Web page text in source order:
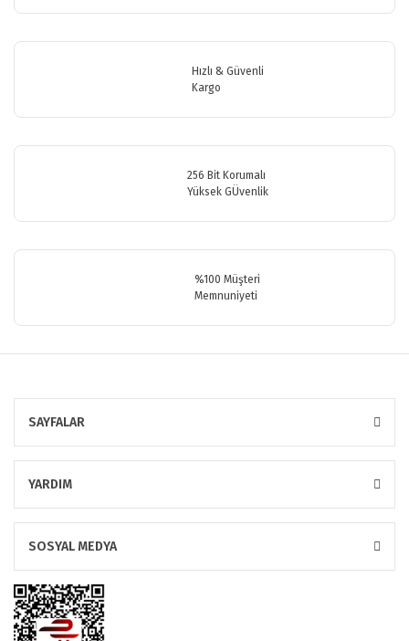
Ürün resmi kalitesiz, bozuk veya görüntülenemiyor.
Ürün fiyatı diğer sitelerden daha pahalı.
Hızlı & Güvenli
Kargo
256 Bit Korumalı
Yüksek GÜvenlik
%100 Müşteri
Memnuniyeti
SAYFALAR
YARDIM
SOSYAL MEDYA